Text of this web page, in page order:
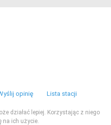
opinię Lista stacji
działać lepiej. Korzystając z niego
na ich użycie.